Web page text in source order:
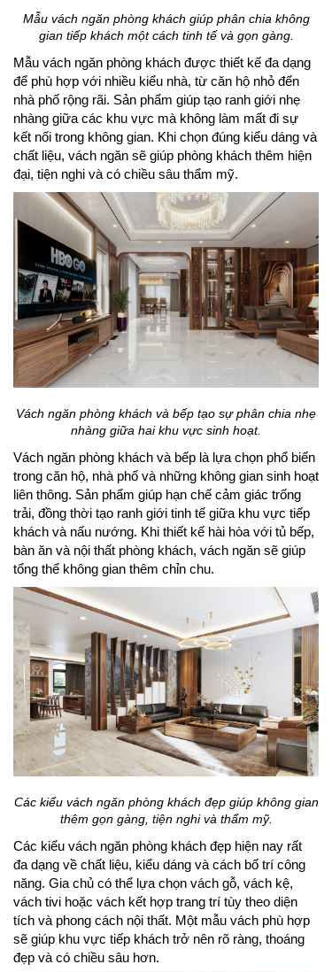
Mẫu vách ngăn phòng khách giúp phân chia không
gian tiếp khách một cách tinh tế và gọn gàng.
Mẫu vách ngăn phòng khách được thiết kế đa dạng
để phù hợp với nhiều kiểu nhà, từ căn hộ nhỏ đến
nhà phố rộng rãi. Sản phẩm giúp tạo ranh giới nhẹ
nhàng giữa các khu vực mà không làm mất đi sự
kết nối trong không gian. Khi chọn đúng kiểu dáng và
chất liệu, vách ngăn sẽ giúp phòng khách thêm hiện
đại, tiện nghi và có chiều sâu thẩm mỹ.
Vách ngăn phòng khách và bếp tạo sự phân chia nhẹ
nhàng giữa hai khu vực sinh hoạt.
Vách ngăn phòng khách và bếp là lựa chọn phổ biến
trong căn hộ, nhà phố và những không gian sinh hoạt
liên thông. Sản phẩm giúp hạn chế cảm giác trống
trải, đồng thời tạo ranh giới tinh tế giữa khu vực tiếp
khách và nấu nướng. Khi thiết kế hài hòa với tủ bếp,
bàn ăn và nội thất phòng khách, vách ngăn sẽ giúp
tổng thể không gian thêm chỉn chu.
Các kiểu vách ngăn phòng khách đẹp giúp không gian
thêm gọn gàng, tiện nghi và thẩm mỹ.
Các kiểu vách ngăn phòng khách đẹp hiện nay rất
đa dạng về chất liệu, kiểu dáng và cách bố trí công
năng. Gia chủ có thể lựa chọn vách gỗ, vách kệ,
vách tivi hoặc vách kết hợp trang trí tùy theo diện
tích và phong cách nội thất. Một mẫu vách phù hợp
sẽ giúp khu vực tiếp khách trở nên rõ ràng, thoáng
đẹp và có chiều sâu hơn.